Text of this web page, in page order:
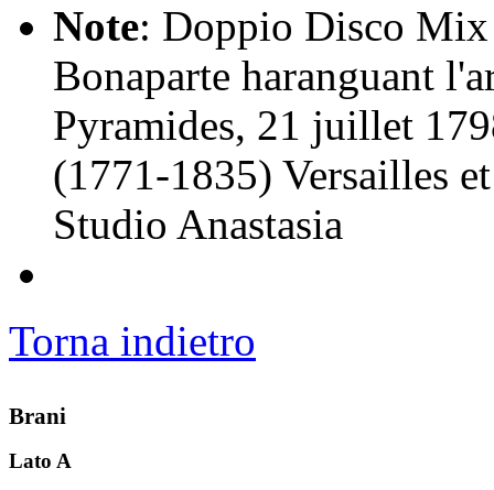
Note: Doppio Disco
Bonaparte haranguant
Pyramides, 21 juillet
(1771-1835) Versailles
Studio Anastasia
Torna indietro
Brani
Lato A